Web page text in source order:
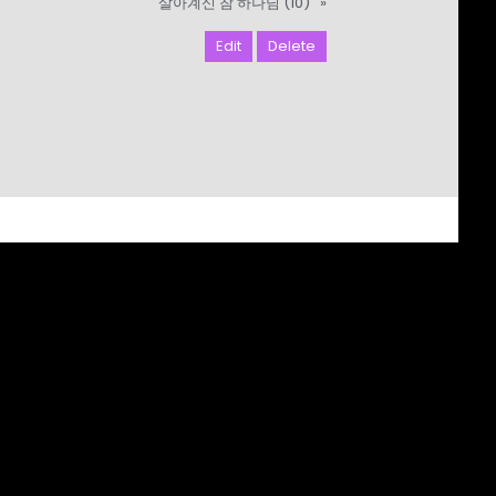
Edit Delete